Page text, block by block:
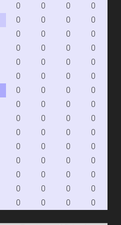
0 0 0 0
0 0 0 0
0 0 0 0
0 0 0 0
0 0 0 0
0 0 0 0
0 0 0 0
0 0 0 0
0 0 0 0
0 0 0 0
0 0 0 0
0 0 0 0
0 0 0 0
0 0 0 0
0 0 0 0